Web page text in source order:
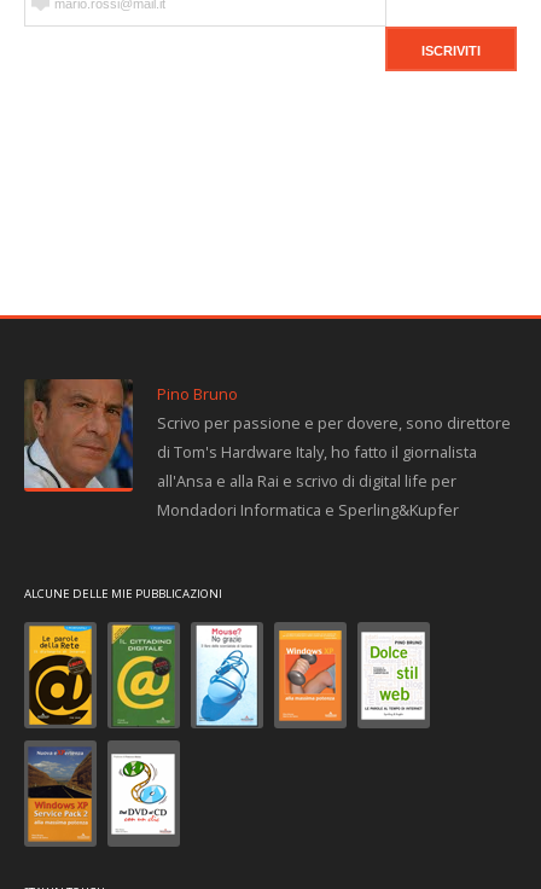
Pino Bruno
Scrivo per passione e per dovere, sono direttore
di Tom's Hardware Italy, ho fatto il giornalista
all'Ansa e alla Rai e scrivo di digital life per
Mondadori Informatica e Sperling&Kupfer
ALCUNE DELLE MIE PUBBLICAZIONI